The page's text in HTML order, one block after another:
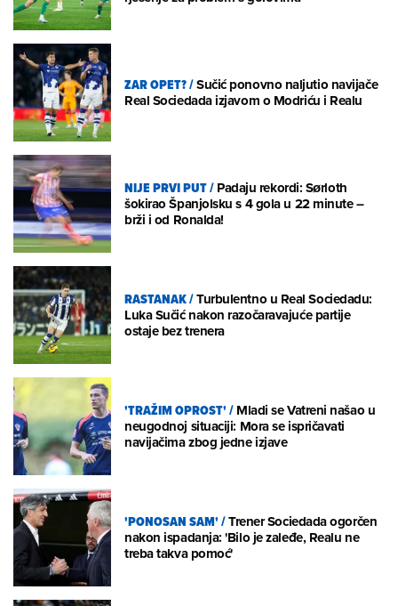
ZAR OPET?/Sučić ponovno naljutio navijače
Real Sociedada izjavom o Modriću i Realu
NIJE PRVI PUT/Padaju rekordi: Sørloth
šokirao Španjolsku s 4 gola u 22 minute –
brži i od Ronalda!
RASTANAK/Turbulentno u Real Sociedadu:
Luka Sučić nakon razočaravajuće partije
ostaje bez trenera
'TRAŽIM OPROST'/Mladi se Vatreni našao u
neugodnoj situaciji: Mora se ispričavati
navijačima zbog jedne izjave
'PONOSAN SAM'/Trener Sociedada ogorčen
nakon ispadanja: 'Bilo je zaleđe, Realu ne
treba takva pomoć'